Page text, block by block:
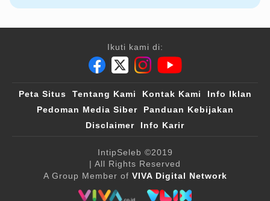
Ikuti kami di:
Peta Situs Tentang Kami Kontak Kami
Info Iklan
Pedoman Media Siber
Panduan Kebijakan
Disclaimer
Info Karir
IntipSeleb ©2019
| All Rights Reserved
A Group Member of VIVA Digital Network